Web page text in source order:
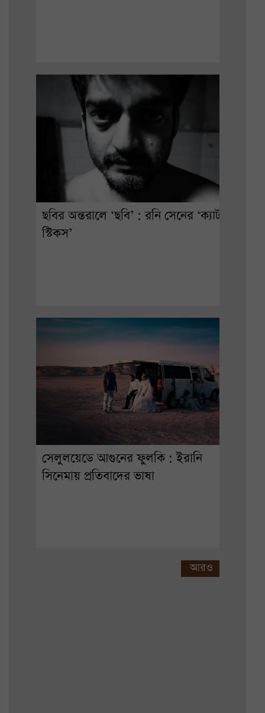
ছবির অন্তরালে ‘ছবি’ : রনি সেনের ‘ক্যাট
স্টিকস’
সেলুলয়েডে আগুনের ফুলকি : ইরানি
সিনেমায় প্রতিবাদের ভাষা
আরও